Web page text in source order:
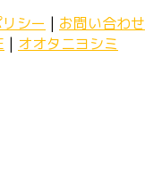
シー | お問い合わせ
| オオタニヨシミ